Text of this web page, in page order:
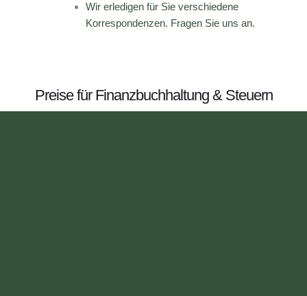
Wir erledigen für Sie verschiedene
Korrespondenzen. Fragen Sie uns an.
Preise für Finanzbuchhaltung & Steuern